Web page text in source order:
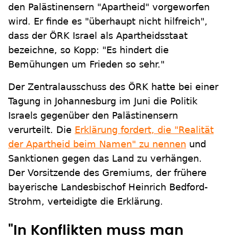
den Palästinensern "Apartheid" vorgeworfen
wird. Er finde es "überhaupt nicht hilfreich",
dass der ÖRK Israel als Apartheidsstaat
bezeichne, so Kopp: "Es hindert die
Bemühungen um Frieden so sehr."
Der Zentralausschuss des ÖRK hatte bei einer
Tagung in Johannesburg im Juni die Politik
Israels gegenüber den Palästinensern
verurteilt. Die Erklärung fordert, die "Realität
der Apartheid beim Namen" zu nennen und
Sanktionen gegen das Land zu verhängen.
Der Vorsitzende des Gremiums, der frühere
bayerische Landesbischof Heinrich Bedford-
Strohm, verteidigte die Erklärung.
"In Konflikten muss man